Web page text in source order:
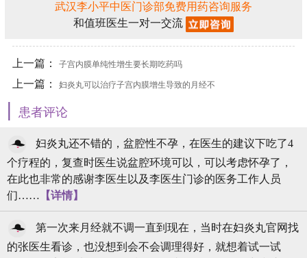
武汉李小平中医门诊部免费用药咨询服务
和值班医生一对一交流
上一篇： 子宫内膜单纯性增生要长期吃药吗
上一篇： 妇炎丸可以治疗子宫内膜增生导致的月经不
调吗
| 患者评论
妇炎丸还不错的，盆腔性不孕，在医生的建议下吃了4
个疗程的，复查时医生说盆腔环境可以，可以考虑怀孕了，
在此也非常的感谢李医生以及李医生门诊的医务工作人员
们…… 【详情】
第一次来月经就不调一直到现在，当时在妇炎丸官网找
的张医生看诊，也没想到会不会调理得好，就想着试一试